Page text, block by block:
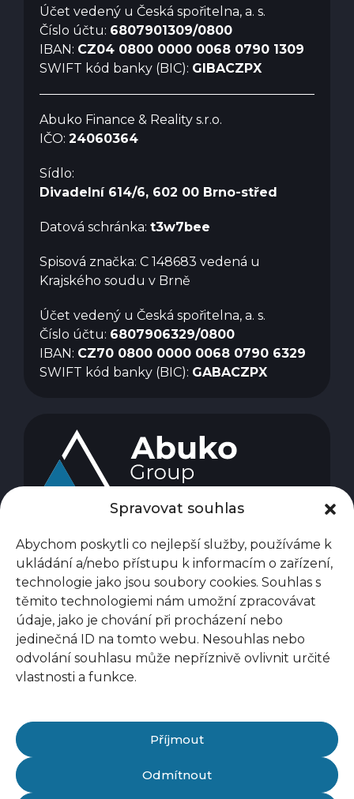
Spravovat souhlas
Abychom poskytli co nejlepší služby, používáme k
ukládání a/nebo přístupu k informacím o zařízení,
technologie jako jsou soubory cookies. Souhlas s
těmito technologiemi nám umožní zpracovávat
údaje, jako je chování při procházení nebo
jedinečná ID na tomto webu. Nesouhlas nebo
odvolání souhlasu může nepříznivě ovlivnit určité
vlastnosti a funkce.
Příjmout
Odmítnout
Účet vedený u Česká spořitelna, a. s.
Číslo účtu: 6807901309/0800
IBAN: CZ04 0800 0000 0068 0790 1309
SWIFT kód banky (BIC): GIBACZPX
Abuko Finance & Reality s.r.o.
IČO: 24060364
Sídlo:
Divadelní 614/6, 602 00 Brno-střed
Datová schránka: t3w7bee
Spisová značka: C 148683 vedená u
Krajského soudu v Brně
Účet vedený u Česká spořitelna, a. s.
Číslo účtu: 6807906329/0800
IBAN: CZ70 0800 0000 0068 0790 6329
SWIFT kód banky (BIC): GABACZPX